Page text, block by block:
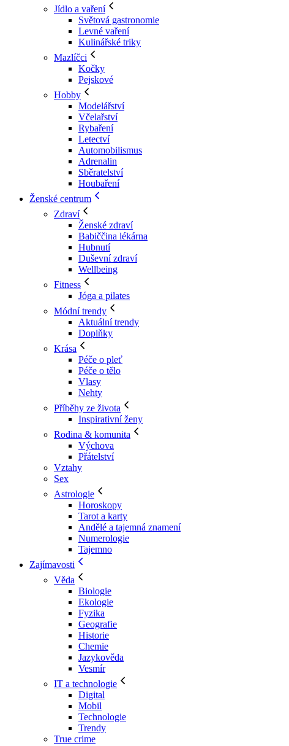
Jídlo a vaření
Světová gastronomie
Levné vaření
Kulinářské triky
Mazlíčci
Kočky
Pejskové
Hobby
Modelářství
Včelařství
Rybaření
Letectví
Automobilismus
Adrenalin
Sběratelství
Houbaření
Ženské centrum
Zdraví
Ženské zdraví
Babiččina lékárna
Hubnutí
Duševní zdraví
Wellbeing
Fitness
Jóga a pilates
Módní trendy
Aktuální trendy
Doplňky
Krása
Péče o pleť
Péče o tělo
Vlasy
Nehty
Příběhy ze života
Inspirativní ženy
Rodina & komunita
Výchova
Přátelství
Vztahy
Sex
Astrologie
Horoskopy
Tarot a karty
Andělé a tajemná znamení
Numerologie
Tajemno
Zajímavosti
Věda
Biologie
Ekologie
Fyzika
Geografie
Historie
Chemie
Jazykověda
Vesmír
IT a technologie
Digital
Mobil
Technologie
Trendy
True crime